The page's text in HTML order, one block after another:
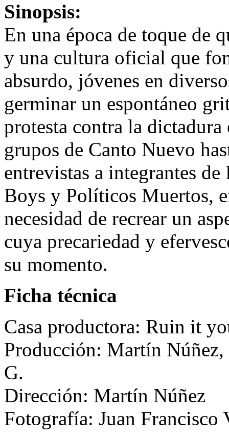
Sinopsis:
En una época de toque de
y una cultura oficial que
absurdo, jóvenes en
germinar un espontáneo
protesta contra la
grupos de Canto Nuevo
entrevistas a integrantes
Boys y Políticos Muertos,
necesidad de recrear un
cuya precariedad y
su momento.
Ficha técnica
Casa productora: Ruin it
Producción: Martín
G.
Dirección: Martín Núñez
Fotografía: Juan Francisco